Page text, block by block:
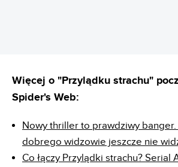
Więcej o "Przylądku strachu"
Spider's Web:
Nowy thriller to prawdziwy
dobrego widzowie jeszcze nie
Co łączy Przylądki strachu? Serial